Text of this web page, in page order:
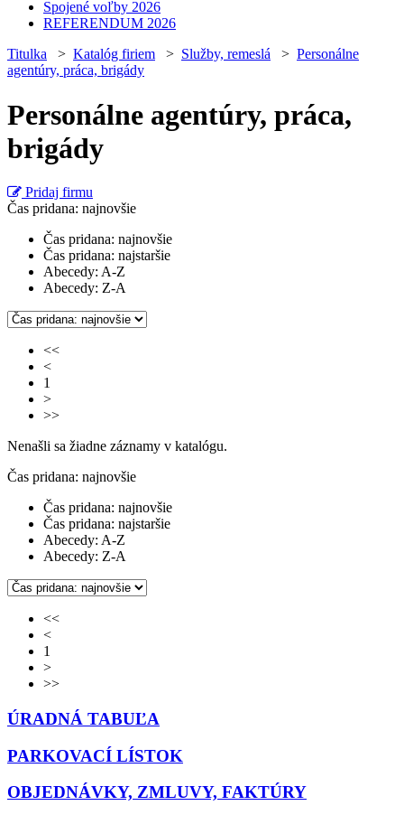
Spojené voľby 2026
REFERENDUM 2026
Titulka > Katalóg firiem > Služby, remeslá > Personálne
agentúry, práca, brigády
Personálne agentúry, práca,
brigády
Pridaj firmu
Čas pridana: najnovšie
Čas pridana: najnovšie
Čas pridana: najstaršie
Abecedy: A-Z
Abecedy: Z-A
<<
<
1
>
>>
Nenašli sa žiadne záznamy v katalógu.
Čas pridana: najnovšie
Čas pridana: najnovšie
Čas pridana: najstaršie
Abecedy: A-Z
Abecedy: Z-A
<<
<
1
>
>>
ÚRADNÁ TABUĽA
PARKOVACÍ LÍSTOK
OBJEDNÁVKY, ZMLUVY, FAKTÚRY